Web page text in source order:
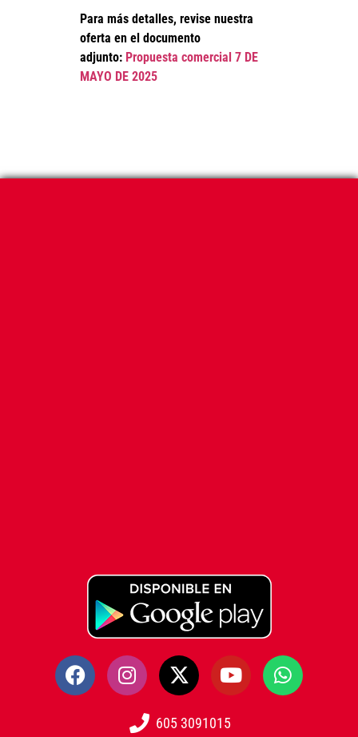
Para más detalles, revise nuestra
oferta en el documento
adjunto: Propuesta comercial 7 DE
MAYO DE 2025
605 3091015